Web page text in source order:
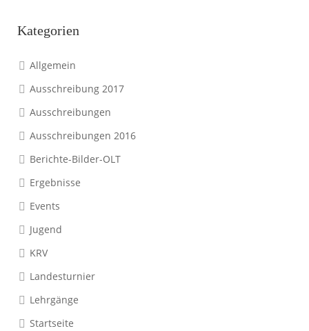
Kategorien
Allgemein
Ausschreibung 2017
Ausschreibungen
Ausschreibungen 2016
Berichte-Bilder-OLT
Ergebnisse
Events
Jugend
KRV
Landesturnier
Lehrgänge
Startseite